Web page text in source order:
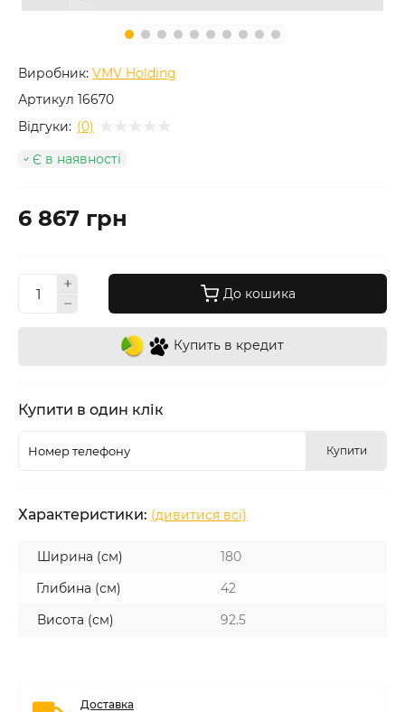
Виробник: VMV Holding
Артикул 16670
Відгуки: (0)
Є в наявності
6 867 грн
До кошика
Купить в кредит
Купити в один клік
Купити
Характеристики: (дивитися всі)
Ширина (см)
180
Глибина (см)
42
Висота (см)
92.5
Доставка